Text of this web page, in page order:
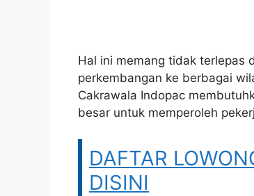
Hal ini memang tidak terlepas
perkembangan ke berbagai
Cakrawala Indopac
besar untuk memperoleh
DAFTAR
DISINI